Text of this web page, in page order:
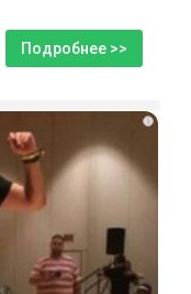
Подробнее >>
i